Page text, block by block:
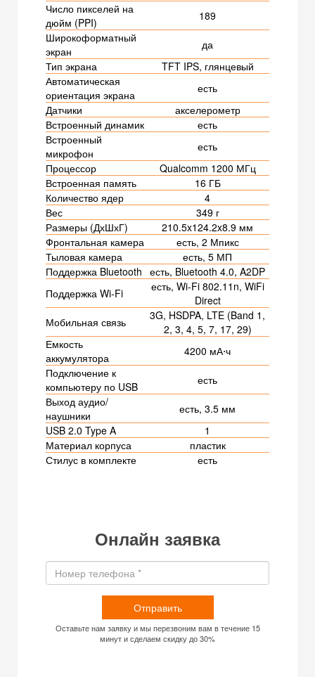
Число пикселей на
дюйм (PPI)
189
Широкоформатный
экран
да
Тип экрана
TFT IPS, глянцевый
Автоматическая
ориентация экрана
есть
Датчики
акселерометр
Встроенный динамик
есть
Встроенный
микрофон
есть
Процессор
Qualcomm 1200 МГц
Встроенная память
16 ГБ
Количество ядер
4
Вес
349 г
Размеры (ДхШхГ)
210.5x124.2x8.9 мм
Фронтальная камера
есть, 2 Мпикс
Тыловая камера
есть, 5 МП
Поддержка Bluetooth есть, Bluetooth 4.0, A2DP
Поддержка Wi-Fi
есть, Wi-Fi 802.11n, WiFi
Direct
Мобильная связь
3G, HSDPA, LTE (Band 1,
2, 3, 4, 5, 7, 17, 29)
Емкость
аккумулятора
4200 мА⋅ч
Подключение к
компьютеру по USB
есть
Выход аудио/
наушники
есть, 3.5 мм
USB 2.0 Type A
1
Материал корпуса
пластик
Стилус в комплекте
есть
Онлайн заявка
Отправить
Оставьте нам заявку и мы перезвоним вам в течение 15
минут и сделаем скидку до 30%